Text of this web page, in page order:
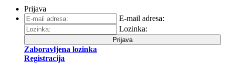
Prijava
E-mail adresa:
Lozinka:
Prijava
Zaboravljena lozinka
Registracija